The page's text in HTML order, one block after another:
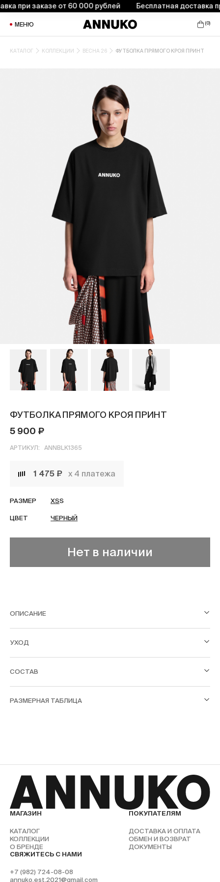
при заказе от 60 000 рублей Бесплатная доставка
МЕНЮ (0)
КАТАЛОГ КОЛЛЕКЦИИ ВЕСНА 26 ФУТБОЛКА ПРЯМОГО КРОЯ ПРИНТ
ФУТБОЛКА ПРЯМОГО КРОЯ ПРИНТ
5 900 ₽
АРТИКУЛ: ANNBLK1365
1 475 ₽ х 4 платежа
РАЗМЕР XSS
ЦВЕТ ЧЕРНЫЙ
Нет в наличии
ОПИСАНИЕ
УХОД
СОСТАВ
РАЗМЕРНАЯ ТАБЛИЦА
МАГАЗИН
КАТАЛОГ
КОЛЛЕКЦИИ
О БРЕНДЕ
ПОКУПАТЕЛЯМ
ДОСТАВКА И ОПЛАТА
ОБМЕН И ВОЗВРАТ
ДОКУМЕНТЫ
СВЯЖИТЕСЬ С НАМИ
+7 (982) 724-08-08
annuko.est.2021@gmail.com